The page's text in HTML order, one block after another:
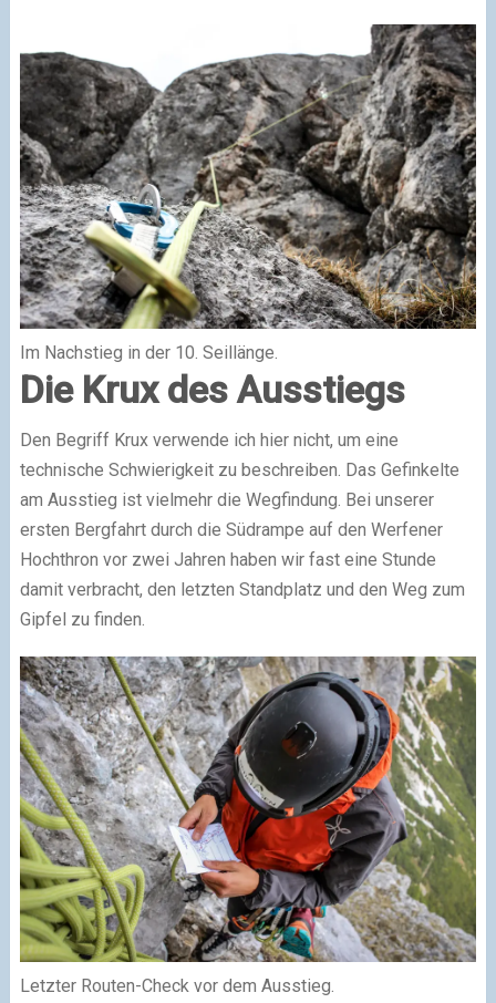
Im Nachstieg in der 10. Seillänge.
Die Krux des Ausstiegs
Den Begriff Krux verwende ich hier nicht, um eine
technische Schwierigkeit zu beschreiben. Das Gefinkelte
am Ausstieg ist vielmehr die Wegfindung. Bei unserer
ersten Bergfahrt durch die Südrampe auf den Werfener
Hochthron vor zwei Jahren haben wir fast eine Stunde
damit verbracht, den letzten Standplatz und den Weg zum
Gipfel zu finden.
Letzter Routen-Check vor dem Ausstieg.